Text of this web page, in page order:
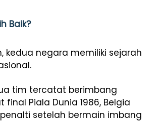
Baik?
kedua negara memiliki sejarah
tim tercatat berimbang
Piala Dunia 1986, Belgia
setelah bermain imbang